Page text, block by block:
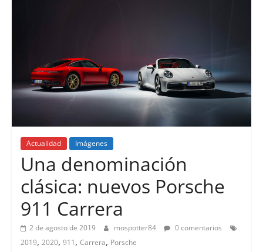
Actualidad Imágenes
Una denominación
clásica: nuevos Porsche
911 Carrera
2 de agosto de 2019 mospotter84
0 comentarios
2019, 2020, 911, Carrera, Porsche